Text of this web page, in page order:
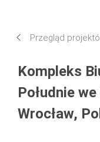
Przegląd
Kompleks
Południe
Wrocław,